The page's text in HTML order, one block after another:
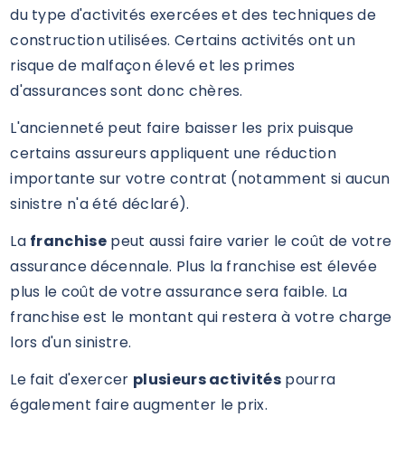
du type d'activités exercées et des techniques de
construction utilisées. Certains activités ont un
risque de malfaçon élevé et les primes
d'assurances sont donc chères.
L'ancienneté peut faire baisser les prix puisque
certains assureurs appliquent une réduction
importante sur votre contrat (notamment si aucun
sinistre n'a été déclaré).
La franchise peut aussi faire varier le coût de votre
assurance décennale. Plus la franchise est élevée
plus le coût de votre assurance sera faible. La
franchise est le montant qui restera à votre charge
lors d'un sinistre.
Le fait d'exercer plusieurs activités pourra
également faire augmenter le prix.